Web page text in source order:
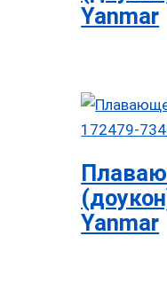
Yanmar
Yanmar